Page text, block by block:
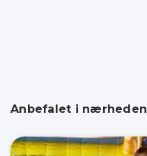
Anbefalet i nærheden